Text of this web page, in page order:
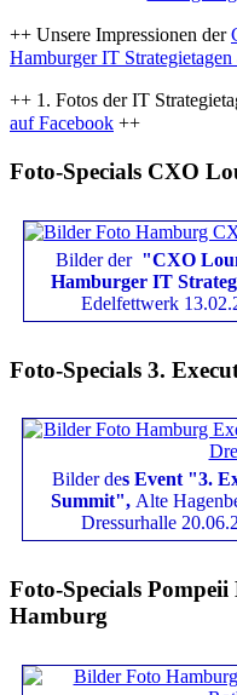
++ Unsere Impressionen der
Hamburger IT
++ 1. Fotos der IT
auf Facebook ++
Foto-Specials CXO
Bilder der "CXO
Hamburger IT
Edelfettwerk
Foto-Specials 3.
Bilder des Event "3.
Summit", Alte
Dressurhalle
Foto-Specials
Hamburg